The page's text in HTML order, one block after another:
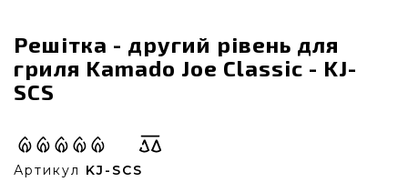
Решітка - другий рівень для
гриля Kamado Joe Classic - KJ-
SCS
Артикул KJ-SCS